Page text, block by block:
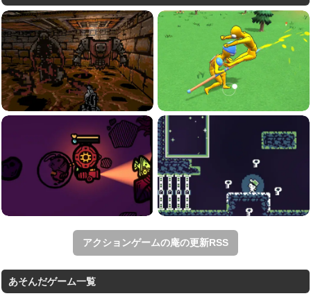
アクションゲームの庵の更新RSS
あそんだゲーム一覧